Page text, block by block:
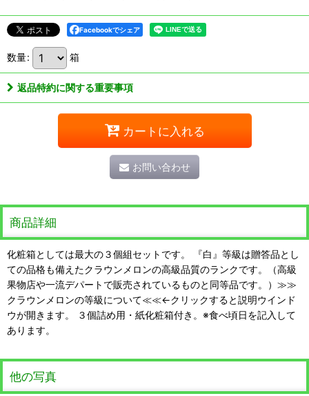
Facebookでシェア
数量: 箱
返品特約に関する重要事項
カートに入れる
お問い合わせ
商品詳細
化粧箱としては最大の３個組セットです。 『白』等級は贈答品とし
ての品格も備えたクラウンメロンの高級品質のランクです。（高級
果物店や一流デパートで販売されているものと同等品です。）≫≫
クラウンメロンの等級について≪≪←クリックすると説明ウインド
ウが開きます。 ３個詰め用・紙化粧箱付き。※食べ頃日を記入して
あります。
他の写真